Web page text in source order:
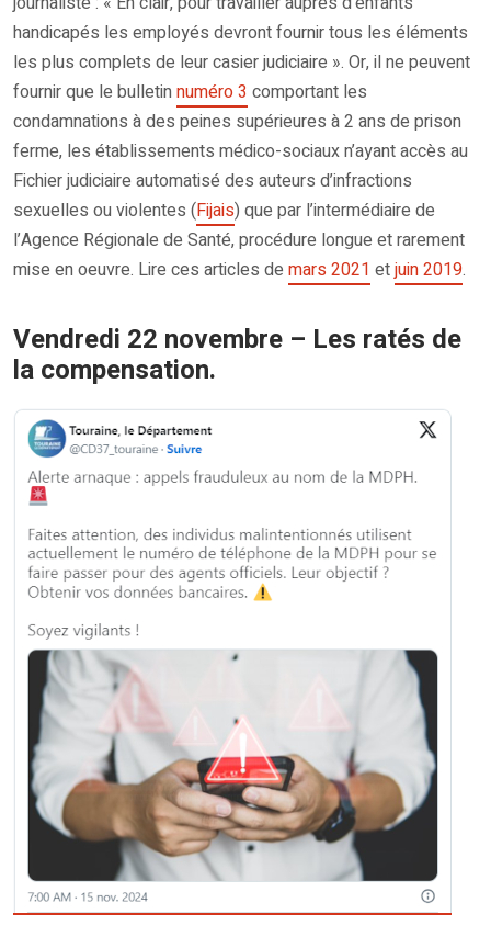
handicapés les employés devront fournir tous les éléments
les plus complets de leur casier judiciaire ». Or, il ne peuvent
fournir que le bulletinnuméro 3 comportant les
condamnations à des peines supérieures à 2 ans de prison
ferme, les établissements médico-sociaux n’ayant accès au
Fichier judiciaire automatisé des auteurs d’infractions
sexuelles ou violentes (Fijais) que par l’intermédiaire de
l’Agence Régionale de Santé, procédure longue et rarement
mise en oeuvre. Lire ces articles de mars 2021 etjuin 2019.
Vendredi 22 novembre – Les ratés de
la compensation.